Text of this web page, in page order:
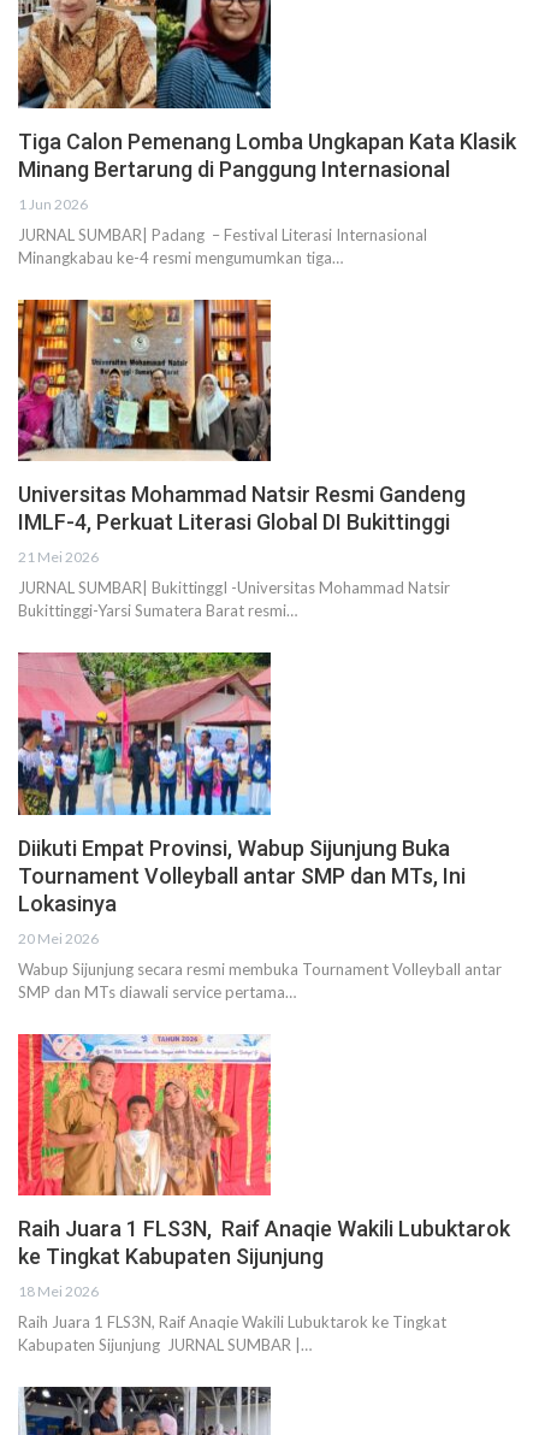
Tiga Calon Pemenang Lomba Ungkapan Kata Klasik
Minang Bertarung di Panggung Internasional
1 Jun 2026
JURNAL SUMBAR| Padang – Festival Literasi Internasional
Minangkabau ke-4 resmi mengumumkan tiga…
Universitas Mohammad Natsir Resmi Gandeng
IMLF-4, Perkuat Literasi Global DI Bukittinggi
21 Mei 2026
JURNAL SUMBAR| BukittinggI -Universitas Mohammad Natsir
Bukittinggi-Yarsi Sumatera Barat resmi…
Diikuti Empat Provinsi, Wabup Sijunjung Buka
Tournament Volleyball antar SMP dan MTs, Ini
Lokasinya
20 Mei 2026
Wabup Sijunjung secara resmi membuka Tournament Volleyball antar
SMP dan MTs diawali service pertama…
Raih Juara 1 FLS3N, Raif Anaqie Wakili Lubuktarok
ke Tingkat Kabupaten Sijunjung
18 Mei 2026
Raih Juara 1 FLS3N, Raif Anaqie Wakili Lubuktarok ke Tingkat
Kabupaten Sijunjung JURNAL SUMBAR |…